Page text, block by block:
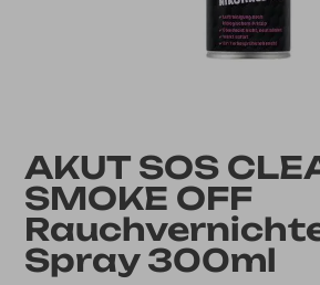
AKUT SOS
SMOKE OFF
Spray 300ml